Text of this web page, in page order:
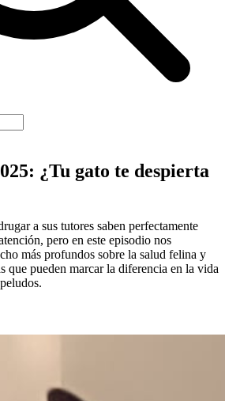
¿Tu gato te despierta
a sus tutores saben perfectamente
pero en este episodio nos
más profundos sobre la salud felina y
que pueden marcar la diferencia en la vida